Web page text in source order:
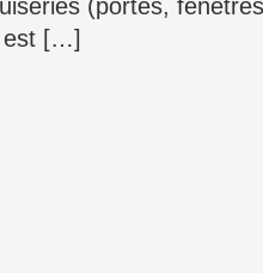
(portes,
est […]